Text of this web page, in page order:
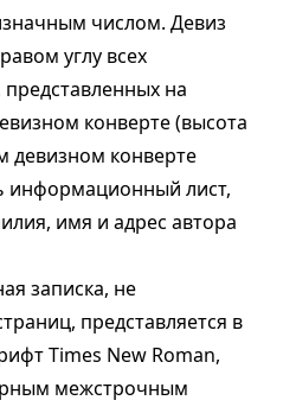
числом. Девиз
углу всех
на
конверте (высота
девизном конверте
информационный лист,
имя и адрес автора
записка, не
представляется в
Тimеs New Roman,
межстрочным